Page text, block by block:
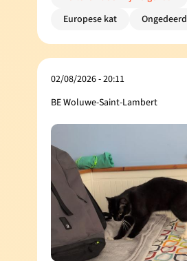
Europese kat
Ongedeerd
02/08/2026 - 20:11
BE Woluwe-Saint-Lambert